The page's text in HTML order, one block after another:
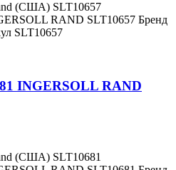
(США) SLT10657
RAND SLT10657 Бренд
SLT10657
INGERSOLL RAND
(США) SLT10681